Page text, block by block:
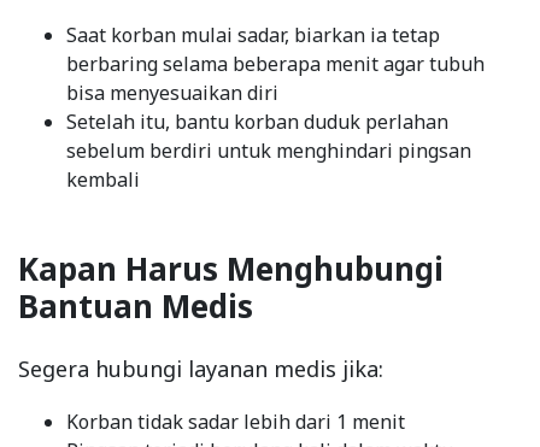
Saat korban mulai sadar, biarkan ia tetap
berbaring selama beberapa menit agar tubuh
bisa menyesuaikan diri
Setelah itu, bantu korban duduk perlahan
sebelum berdiri untuk menghindari pingsan
kembali
Kapan Harus Menghubungi
Bantuan Medis
Segera hubungi layanan medis jika:
Korban tidak sadar lebih dari 1 menit